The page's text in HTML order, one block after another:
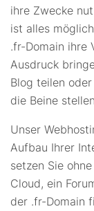
ihre Zwecke
ist alles
.fr-Domain ihre
Ausdruck
Blog teilen
die Beine
Unser
Aufbau Ihrer
setzen Sie
Cloud, ein
der .fr-Domain